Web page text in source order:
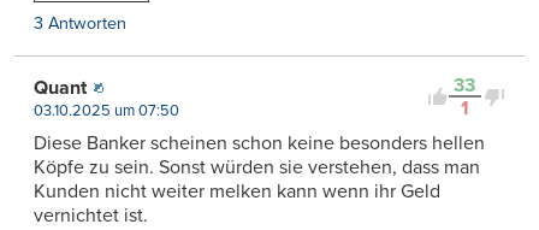
3 Antworten
33
1
Quant
03.10.2025 um 07:50
Diese Banker scheinen schon keine besonders hellen
Köpfe zu sein. Sonst würden sie verstehen, dass man
Kunden nicht weiter melken kann wenn ihr Geld
vernichtet ist.